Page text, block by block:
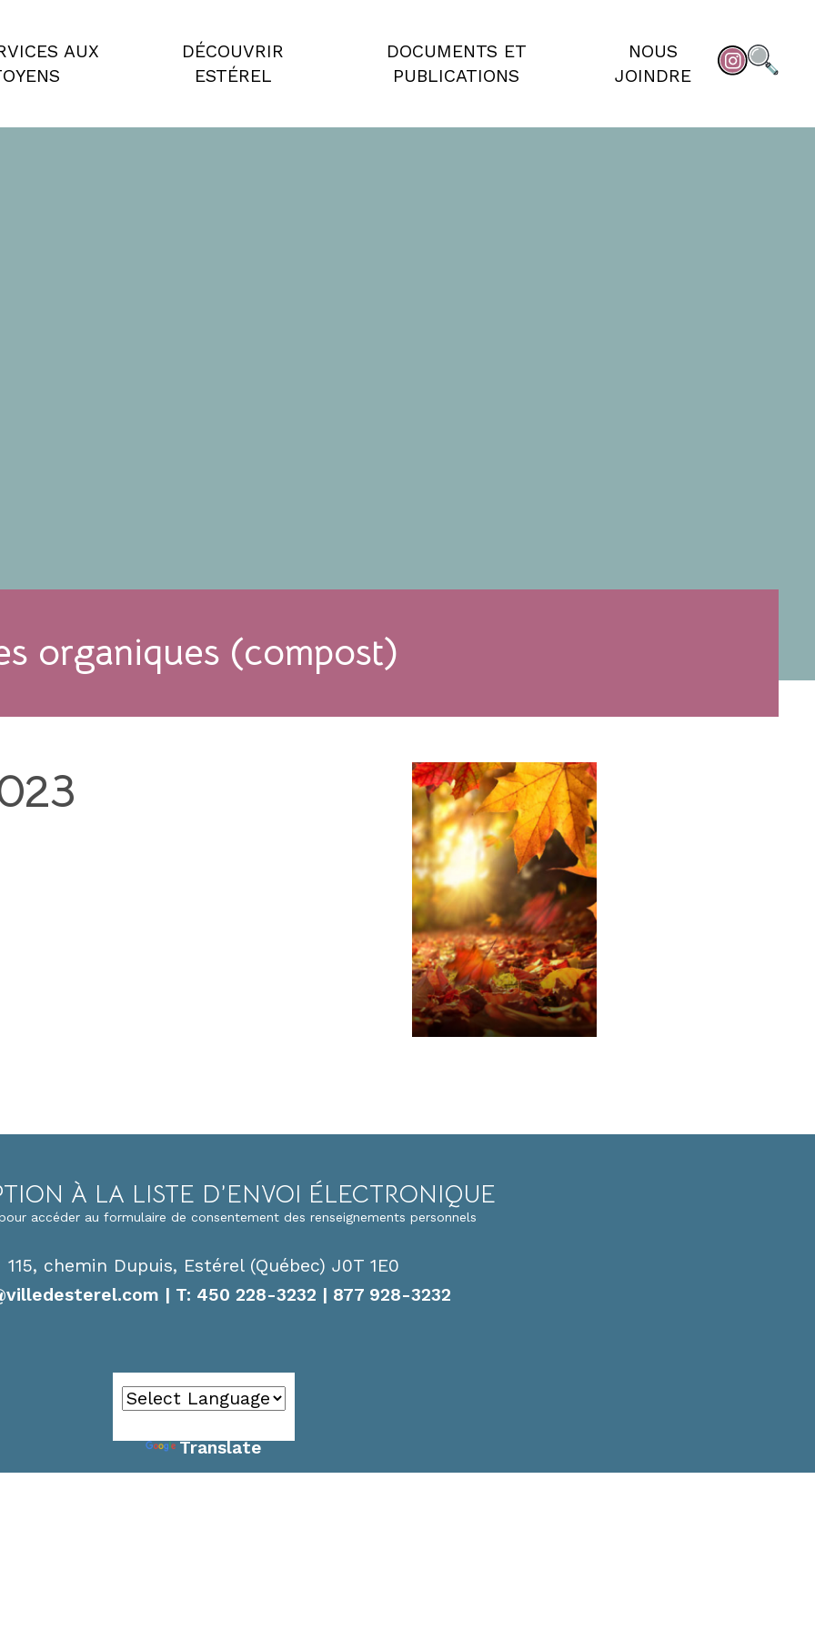
AUX
DÉCOUVRIR
ESTÉREL
DOCUMENTS ET
PUBLICATIONS
NOUS
JOINDRE
organiques (compost)
À LA LISTE D’ENVOI ÉLECTRONIQUE
accéder au formulaire de consentement des renseignements personnels
115, chemin Dupuis, Estérel (Québec) J0T 1E0
| T: 450 228-3232 | 877 928-3232
Translate